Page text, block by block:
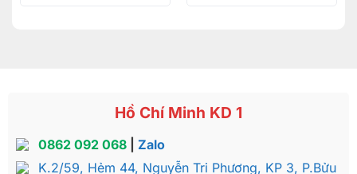
Hồ Chí Minh KD 1
0862 092 068| Zalo
K.2/59, Hẻm 44, Nguyễn Tri Phương, KP 3, P.Bửu